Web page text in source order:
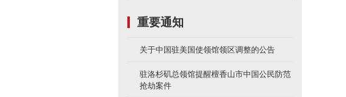
重要通知
关于中国驻美国使领馆领区调整的公告
驻洛杉矶总领馆提醒檀香山市中国公民防范
抢劫案件